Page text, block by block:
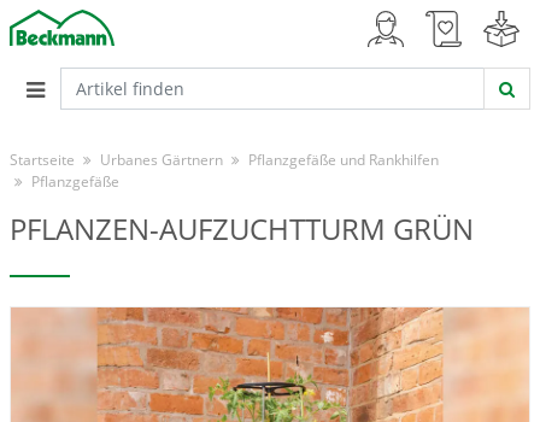
Startseite Urbanes Gärtnern
Pflanzgefäße und Rankhilfen
Pflanzgefäße
PFLANZEN-AUFZUCHTTURM GRÜN